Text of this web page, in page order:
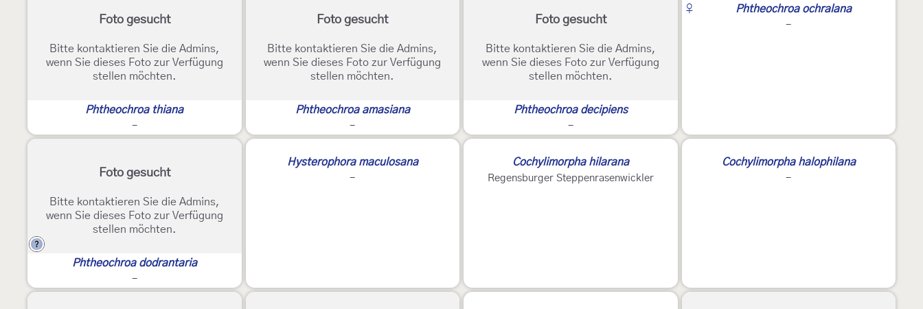
Foto gesucht
Bitte kontaktieren Sie die Admins,
wenn Sie dieses Foto zur Verfügung
stellen möchten.
Phtheochroa thiana
-
Foto gesucht
Bitte kontaktieren Sie die Admins,
wenn Sie dieses Foto zur Verfügung
stellen möchten.
Phtheochroa amasiana
-
Foto gesucht
Bitte kontaktieren Sie die Admins,
wenn Sie dieses Foto zur Verfügung
stellen möchten.
Phtheochroa decipiens
-
♀ Phtheochroa ochralana
-
Foto gesucht
Bitte kontaktieren Sie die Admins,
wenn Sie dieses Foto zur Verfügung
stellen möchten.
?
Phtheochroa dodrantaria
-
Hysterophora maculosana
-
Cochylimorpha hilarana
Regensburger Steppenrasenwickler
Cochylimorpha halophilana
-